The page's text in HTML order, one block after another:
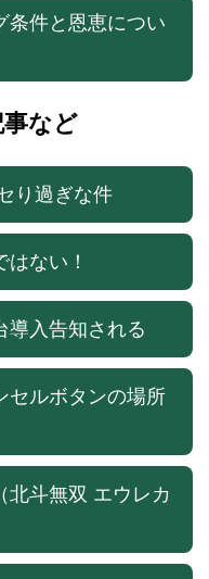
条件と恩恵につい
など
り過ぎな件
ない！
導入告知される
セルボタンの場所
北斗無双 エウレカ